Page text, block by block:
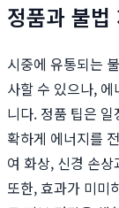
정품과 불법
시중에 유통되는
사할 수 있으나,
니다. 정품 팁은
확하게 에너지를
여 화상, 신경 손
또한, 효과가 미미